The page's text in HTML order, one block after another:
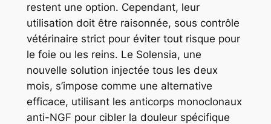
restent une option. Cependant, leur
utilisation doit être raisonnée, sous contrôle
vétérinaire strict pour éviter tout risque pour
le foie ou les reins. Le Solensia, une
nouvelle solution injectée tous les deux
mois, s’impose comme une alternative
efficace, utilisant les anticorps monoclonaux
anti-NGF pour cibler la douleur spécifique